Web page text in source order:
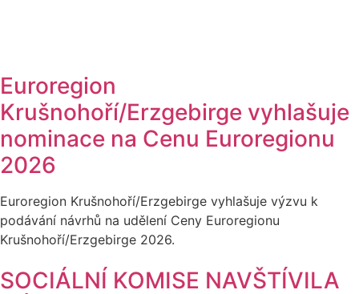
Euroregion
Krušnohoří/Erzgebirge vyhlašuje
nominace na Cenu Euroregionu
2026
Euroregion Krušnohoří/Erzgebirge vyhlašuje výzvu k
podávání návrhů na udělení Ceny Euroregionu
Krušnohoří/Erzgebirge 2026.
SOCIÁLNÍ KOMISE NAVŠTÍVILA